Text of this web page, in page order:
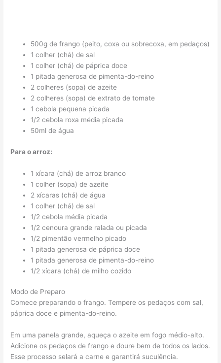
500g de frango (peito, coxa ou sobrecoxa, em pedaços)
1 colher (chá) de sal
1 colher (chá) de páprica doce
1 pitada generosa de pimenta-do-reino
2 colheres (sopa) de azeite
2 colheres (sopa) de extrato de tomate
1 cebola pequena picada
1/2 cebola roxa média picada
50ml de água
Para o arroz:
1 xícara (chá) de arroz branco
1 colher (sopa) de azeite
2 xícaras (chá) de água
1 colher (chá) de sal
1/2 cebola média picada
1/2 cenoura grande ralada ou picada
1/2 pimentão vermelho picado
1 pitada generosa de páprica doce
1 pitada generosa de pimenta-do-reino
1/2 xícara (chá) de milho cozido
Modo de Preparo
Comece preparando o frango. Tempere os pedaços com sal,
páprica doce e pimenta-do-reino.
Em uma panela grande, aqueça o azeite em fogo médio-alto.
Adicione os pedaços de frango e doure bem de todos os lados.
Esse processo selará a carne e garantirá suculência.